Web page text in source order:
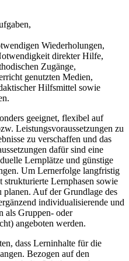
Wiederholungen,
direkter Hilfe,
Zugänge,
genutzten Medien,
Hilfsmittel sowie
geeignet, flexibel auf
Leistungsvoraussetzungen zu
zu verschaffen und das
dafür sind eine
Lernplätze und günstige
Um Lernerfolge langfristig
strukturierte Lernphasen sowie
Auf der Grundlage des
individualisierende und
als Gruppen- oder
angeboten werden.
dass Lerninhalte für die
Bezogen auf den